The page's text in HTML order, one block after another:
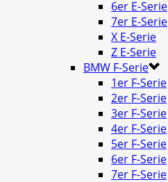
6er E-Serie
7er E-Serie
X E-Serie
Z E-Serie
BMW F-Serie
1er F-Serie
2er F-Serie
3er F-Serie
4er F-Serie
5er F-Serie
6er F-Serie
7er F-Serie